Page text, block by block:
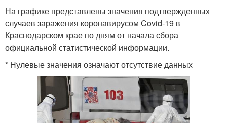
На графике представлены значения подтвержденных
случаев заражения коронавирусом Covid-19 в
Краснодарском крае по дням от начала сбора
официальной статистической информации.
* Нулевые значения означают отсутствие данных